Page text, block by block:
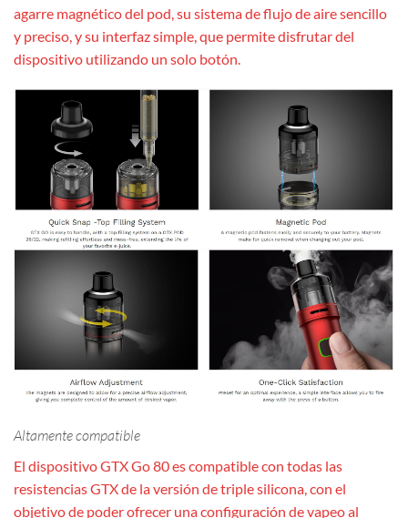
agarre magnético del pod, su sistema de flujo de aire sencillo
y preciso, y su interfaz simple, que permite disfrutar del
dispositivo utilizando un solo botón.
Altamente compatible
El dispositivo GTX Go 80 es compatible con todas las
resistencias GTX de la versión de triple silicona, con el
objetivo de poder ofrecer una configuración de vapeo al